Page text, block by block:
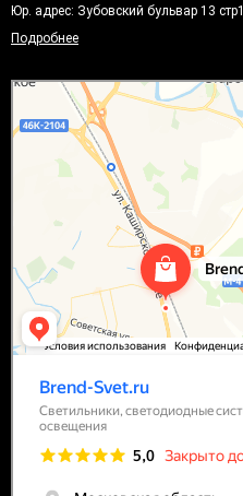
Юр. адрес: Зубовский бульвар 13 стр1
Подробнее